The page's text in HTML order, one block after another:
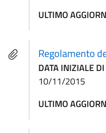
ULTIMO
Regolamento
DATA INIZIALE
10/11/2015
ULTIMO